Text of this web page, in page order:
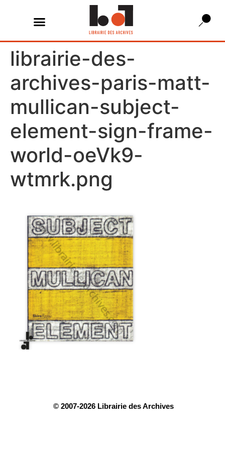
librairie-des-
archives-paris-matt-
mullican-subject-
element-sign-frame-
world-oeVk9-
wtmrk.png
© 2007-2026 Librairie des Archives